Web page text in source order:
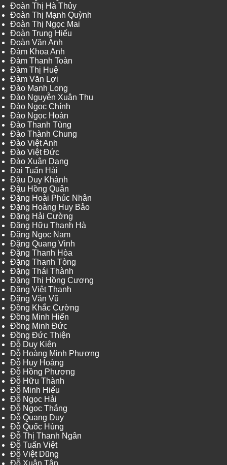
Đoàn Thị Hà Thủy
Đoàn Thị Mạnh Quỳnh
Đoàn Thị Ngọc Mai
Đoàn Trung Hiếu
Đoàn Văn Anh
Đàm Khoa Anh
Đàm Thanh Toàn
Đàm Thị Huệ
Đàm Văn Lợi
Đào Mạnh Long
Đào Nguyễn Xuân Thu
Đào Ngọc Chính
Đào Ngọc Hoàn
Đào Thanh Tùng
Đào Thành Chung
Đào Việt Anh
Đào Việt Đức
Đào Xuân Dạng
Đại Tuấn Hải
Đậu Duy Khánh
Đậu Hồng Quân
Đặng Hoài Phúc Nhân
Đặng Hoàng Huy Bảo
Đặng Hải Cường
Đặng Hữu Thanh Hà
Đặng Ngọc Nam
Đặng Quang Vinh
Đặng Thanh Hòa
Đặng Thanh Tòng
Đặng Thái Thành
Đặng Thị Hồng Cương
Đặng Việt Thanh
Đặng Văn Vũ
Đồng Khắc Cường
Đồng Minh Hiển
Đồng Minh Đức
Đồng Đức Thiện
Đỗ Duy Kiên
Đỗ Hoàng Minh Phương
Đỗ Huy Hoàng
Đỗ Hồng Phương
Đỗ Hữu Thành
Đỗ Minh Hiếu
Đỗ Ngọc Hải
Đỗ Ngọc Thắng
Đỗ Quang Duy
Đỗ Quốc Hùng
Đỗ Thị Thanh Ngân
Đỗ Tuấn Việt
Đỗ Việt Dũng